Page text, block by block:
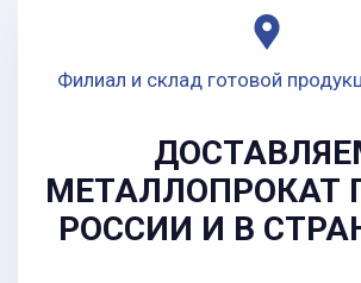
Филиал и склад готовой
МЕТАЛЛОПРОКАТ
РОССИИ И В